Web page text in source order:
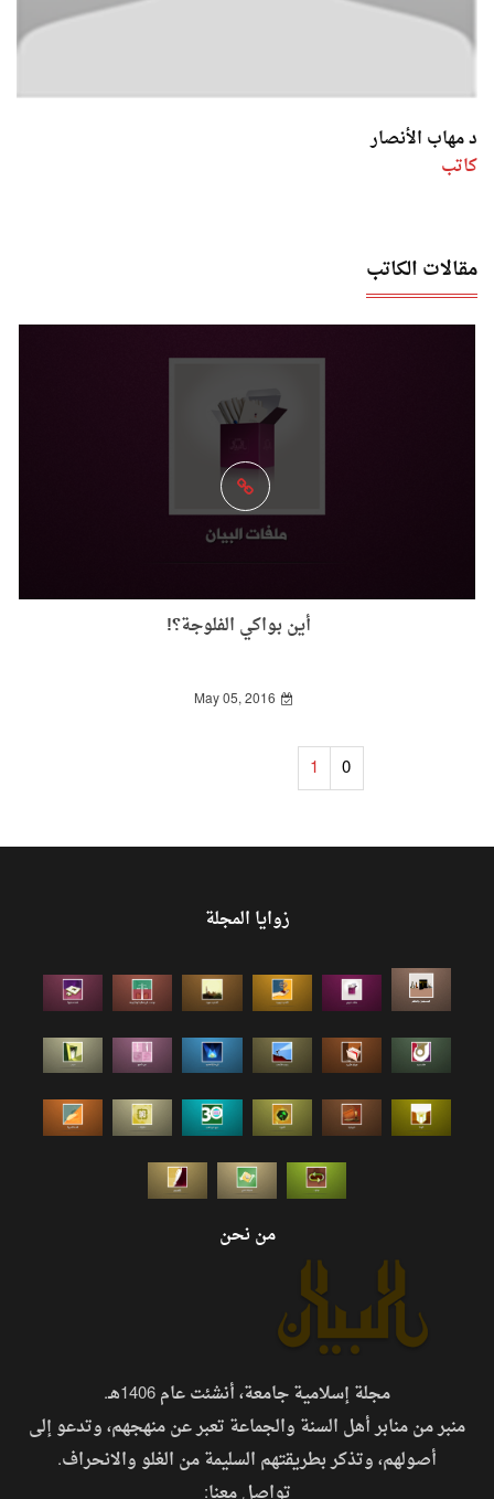
د مهاب الأنصار
كاتب
مقالات الكاتب
أين بواكي الفلوجة؟!
May 05, 2016
0
1
زوايا المجلة
من نحن
مجلة إسلامية جامعة، أنشئت عام 1406هـ.
منبر من منابر أهل السنة والجماعة تعبر عن منهجهم، وتدعو إلى
أصولهم، وتذكر بطريقتهم السليمة من الغلو والانحراف.